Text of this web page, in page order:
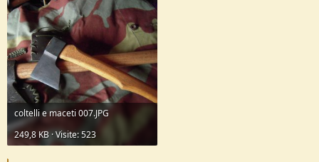
coltelli e maceti 007.JPG
249,8 KB · Visite: 523